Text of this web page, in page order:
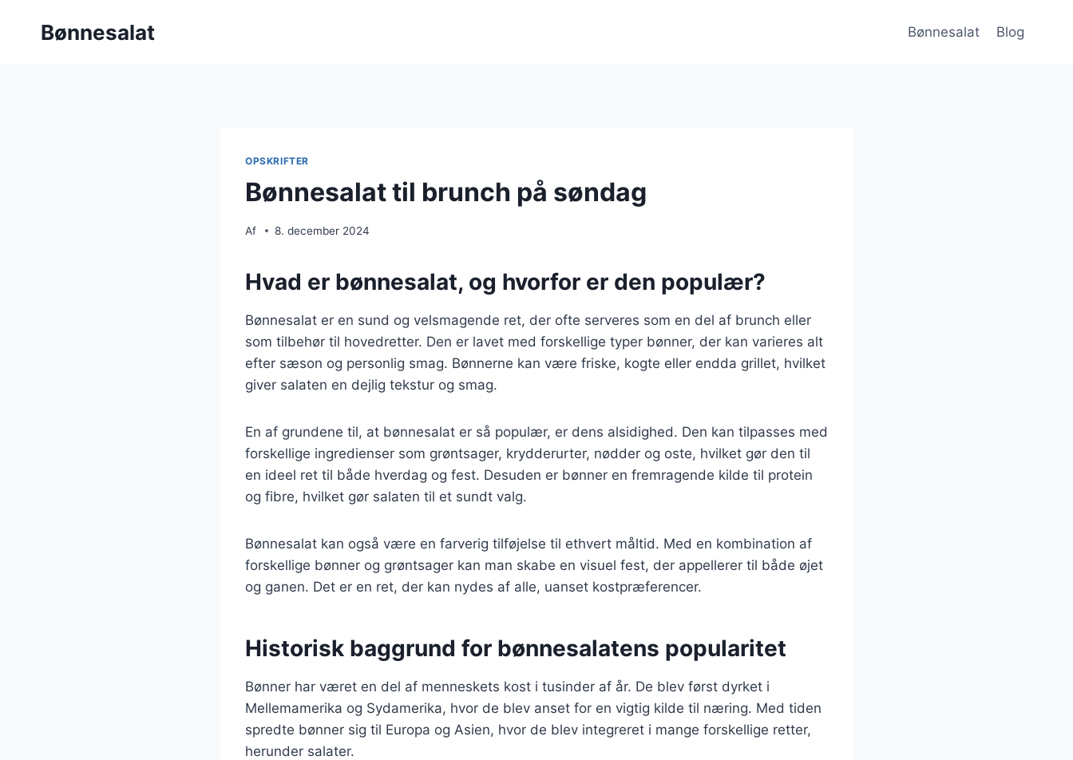
Bønnesalat Bønnesalat Blog
OPSKRIFTER
Bønnesalat til brunch på søndag
Af 8. december 2024
Hvad er bønnesalat, og hvorfor er den populær?
Bønnesalat er en sund og velsmagende ret, der ofte serveres som en del af brunch eller
som tilbehør til hovedretter. Den er lavet med forskellige typer bønner, der kan varieres alt
efter sæson og personlig smag. Bønnerne kan være friske, kogte eller endda grillet, hvilket
giver salaten en dejlig tekstur og smag.
En af grundene til, at bønnesalat er så populær, er dens alsidighed. Den kan tilpasses med
forskellige ingredienser som grøntsager, krydderurter, nødder og oste, hvilket gør den til
en ideel ret til både hverdag og fest. Desuden er bønner en fremragende kilde til protein
og fibre, hvilket gør salaten til et sundt valg.
Bønnesalat kan også være en farverig tilføjelse til ethvert måltid. Med en kombination af
forskellige bønner og grøntsager kan man skabe en visuel fest, der appellerer til både øjet
og ganen. Det er en ret, der kan nydes af alle, uanset kostpræferencer.
Historisk baggrund for bønnesalatens popularitet
Bønner har været en del af menneskets kost i tusinder af år. De blev først dyrket i
Mellemamerika og Sydamerika, hvor de blev anset for en vigtig kilde til næring. Med tiden
spredte bønner sig til Europa og Asien, hvor de blev integreret i mange forskellige retter,
herunder salater.